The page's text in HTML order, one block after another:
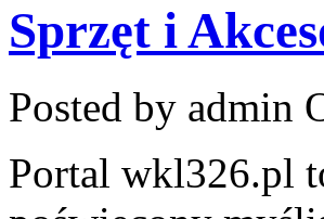
Sprzęt i
Posted by admin
Portal wkl326.pl